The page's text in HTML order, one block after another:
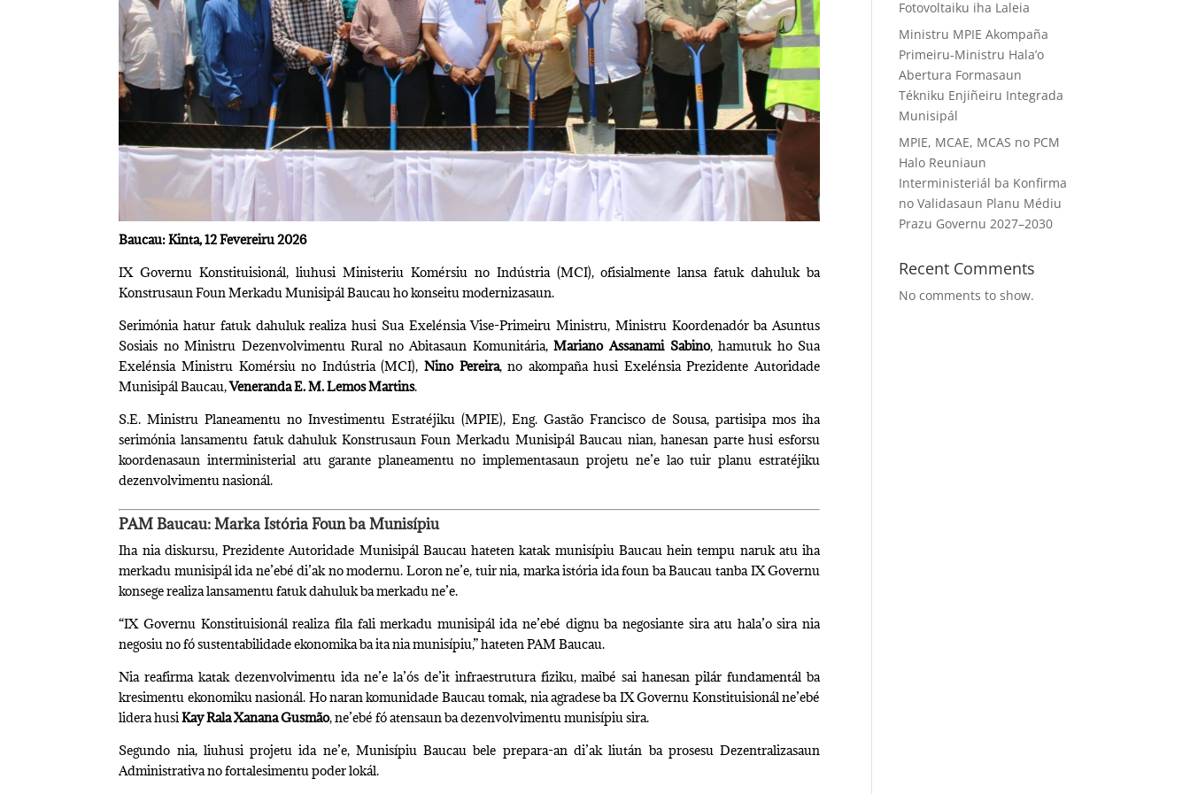
Baucau: Kinta, 12 Fevereiru 2026
IX Governu Konstituisionál, liuhusi Ministeriu Komérsiu no Indústria (MCI), ofisialmente lansa fatuk dahuluk ba
Konstrusaun Foun Merkadu Munisipál Baucau ho konseitu modernizasaun.
Serimónia hatur fatuk dahuluk realiza husi Sua Exelénsia Vise-Primeiru Ministru, Ministru Koordenadór ba Asuntus
Sosiais no Ministru Dezenvolvimentu Rural no Abitasaun Komunitária,Mariano Assanami Sabino, hamutuk ho Sua
Exelénsia Ministru Komérsiu no Indústria (MCI), Nino Pereira, no akompaña husi Exelénsia Prezidente Autoridade
Munisipál Baucau,Veneranda E. M. Lemos Martins.
S.E. Ministru Planeamentu no Investimentu Estratéjiku (MPIE), Eng. Gastão Francisco de Sousa, partisipa mos iha
serimónia lansamentu fatuk dahuluk Konstrusaun Foun Merkadu Munisipál Baucau nian, hanesan parte husi esforsu
koordenasaun interministerial atu garante planeamentu no implementasaun projetu ne’e lao tuir planu estratéjiku
dezenvolvimentu nasionál.
PAM Baucau: Marka Istória Foun ba Munisípiu
Iha nia diskursu, Prezidente Autoridade Munisipál Baucau hateten katak munisípiu Baucau hein tempu naruk atu iha
merkadu munisipál ida ne’ebé di’ak no modernu. Loron ne’e, tuir nia, marka istória ida foun ba Baucau tanba IX Governu
konsege realiza lansamentu fatuk dahuluk ba merkadu ne’e.
“IX Governu Konstituisionál realiza fila fali merkadu munisipál ida ne’ebé dignu ba negosiante sira atu hala’o sira nia
negosiu no fó sustentabilidade ekonomika ba ita nia munisípiu,” hateten PAM Baucau.
Nia reafirma katak dezenvolvimentu ida ne’e la’ós de’it infraestrutura fiziku, maibé sai hanesan pilár fundamentál ba
kresimentu ekonomiku nasionál. Ho naran komunidade Baucau tomak, nia agradese ba IX Governu Konstituisionál ne’ebé
lidera husiKay Rala Xanana Gusmão, ne’ebé fó atensaun ba dezenvolvimentu munisípiu sira.
Segundo nia, liuhusi projetu ida ne’e, Munisípiu Baucau bele prepara-an di’ak liután ba prosesu Dezentralizasaun
Administrativa no fortalesimentu poder lokál.
Fotovoltaiku iha Laleia
Ministru MPIE Akompaña
Primeiru-Ministru Hala’o
Abertura Formasaun
Tékniku Enjiñeiru Integrada
Munisipál
MPIE, MCAE, MCAS no PCM
Halo Reuniaun
Interministeriál ba Konfirma
no Validasaun Planu Médiu
Prazu Governu 2027–2030
Recent Comments
No comments to show.